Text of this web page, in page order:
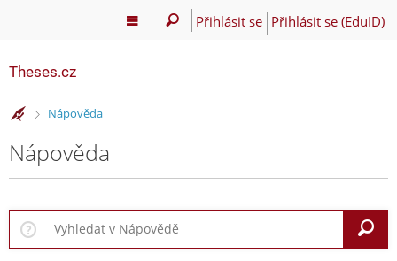
Přihlásit se Přihlásit se (EduID)
Theses.cz
>Nápověda
Nápověda